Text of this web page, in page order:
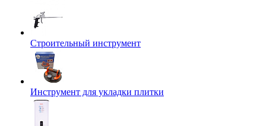
Строительный инструмент
Инструмент для укладки плитки